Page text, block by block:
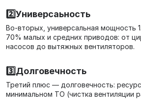
2️⃣Универсаьность
Во-вторых, универсальная мощность
70% малых и средних приводов: от
насосов до вытяжных вентиляторов.
3️⃣Долговечность
Третий плюс — долговечность:
минимальном ТО (чистка вентиляции